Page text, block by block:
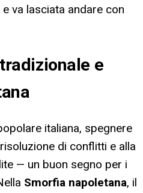
va lasciata andare con
e
italiana, spegnere
di conflitti e alla
— un buon segno per i
Smorfia napoletana, il